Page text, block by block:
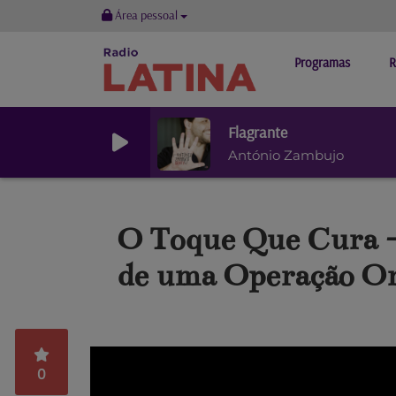
Área pessoal
Programas
Flagrante
António Zambujo
O Toque Que Cura
de uma Operação
0